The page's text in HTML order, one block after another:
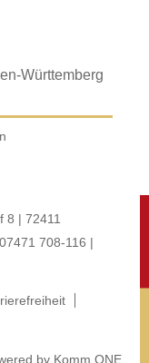
Württemberg
8 | 72411
708-116 |
by Komm.ONE